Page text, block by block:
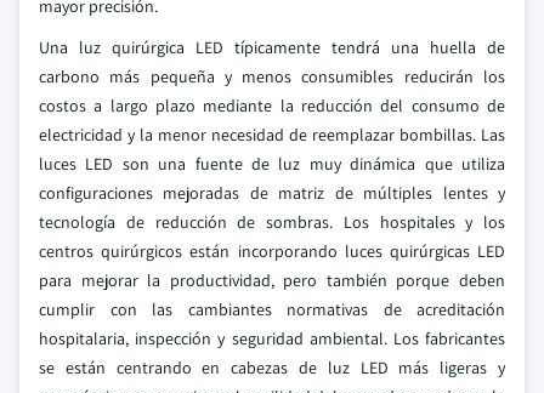
mayor precisión.
Una luz quirúrgica LED típicamente tendrá una huella de
carbono más pequeña y menos consumibles reducirán los
costos a largo plazo mediante la reducción del consumo de
electricidad y la menor necesidad de reemplazar bombillas. Las
luces LED son una fuente de luz muy dinámica que utiliza
configuraciones mejoradas de matriz de múltiples lentes y
tecnología de reducción de sombras. Los hospitales y los
centros quirúrgicos están incorporando luces quirúrgicas LED
para mejorar la productividad, pero también porque deben
cumplir con las cambiantes normativas de acreditación
hospitalaria, inspección y seguridad ambiental. Los fabricantes
se están centrando en cabezas de luz LED más ligeras y